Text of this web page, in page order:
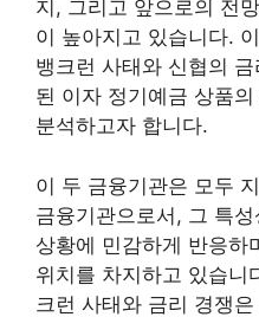
지, 그리고 앞으로의 전
이 높아지고 있습니다.
뱅크런 사태와 신협의
된 이자 정기예금 상품
분석하고자 합니다.
이 두 금융기관은 모두
금융기관으로서, 그 특
상황에 민감하게 반응하
위치를 차지하고 있습니
크런 사태와 금리 경쟁